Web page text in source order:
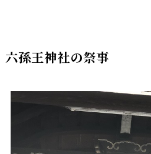
六孫王神社の祭事